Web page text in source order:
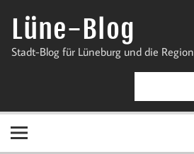
InhaltLüne-Blog
Stadt-Blog für Lüneburg und die Region